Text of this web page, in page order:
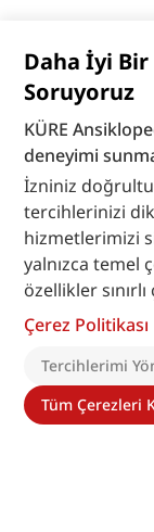
Daha İyi
Soruyoruz
KÜRE
deneyimi
İzniniz
tercihlerinizi
hizmetlerimizi
yalnızca temel
özellikler sınırlı
Çerez Politikası
Tercihlerimi
Tüm Çerezleri